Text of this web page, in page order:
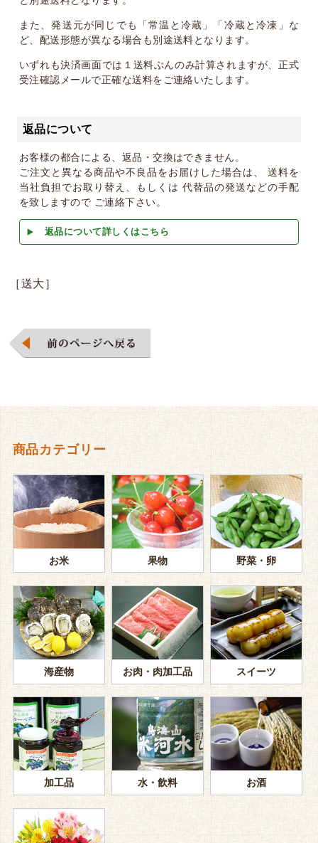
また、発送元が同じでも「常温と冷蔵」「冷蔵と冷凍」な
ど、配送形態が異なる場合も別途送料となります。
いずれも決済画面では１送料ぶんのみ計算されますが、正式
受注確認メールで正確な送料をご連絡いたします。
返品について
お客様の都合による、返品・交換はできません。
ご注文と異なる商品や不良品をお届けした場合は、 送料を
当社負担でお取り替え、もしくは 代替品の発送などの手配
を致しますので ご連絡下さい。
返品について詳しくはこちら
［送大］
商品カテゴリー
お米 果物 野菜・卵
海産物 お肉・肉加工品 スイーツ
加工品 水・飲料 お酒